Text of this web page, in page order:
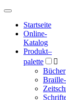
Hauptmenü
Hauptmenü
Startseite
Online-
Katalog
Produkt–
palette

Bücher